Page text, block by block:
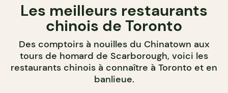
Les meilleurs restaurants
chinois de Toronto
Des comptoirs à nouilles du Chinatown aux
tours de homard de Scarborough, voici les
restaurants chinois à connaître à Toronto et en
banlieue.